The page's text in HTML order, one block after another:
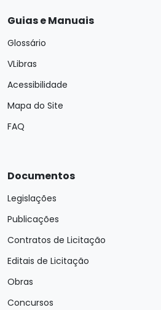
Guias e Manuais
Glossário
VLibras
Acessibilidade
Mapa do Site
FAQ
Documentos
Legislações
Publicações
Contratos de Licitação
Editais de Licitação
Obras
Concursos